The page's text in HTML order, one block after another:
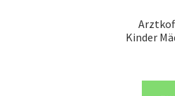
Kinder